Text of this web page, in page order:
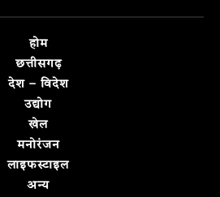
होम
छत्तीसगढ़
देश – विदेश
उद्योग
खेल
मनोरंजन
लाइफस्टाइल
अन्य